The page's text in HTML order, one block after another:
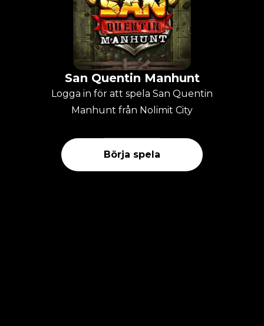
San Quentin Manhunt
Logga in för att spela San Quentin
Manhunt från Nolimit City
Börja spela